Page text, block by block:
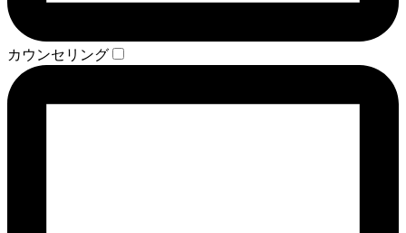
カウンセリング